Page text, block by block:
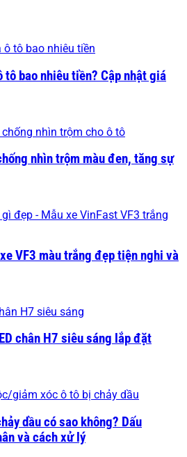
tô bao nhiêu tiền? Cập nhật giá
nhìn trộm màu đen, tăng sự
VF3 màu trắng đẹp tiện nghi và
chân H7 siêu sáng lắp đặt
dầu có sao không? Dấu
và cách xử lý